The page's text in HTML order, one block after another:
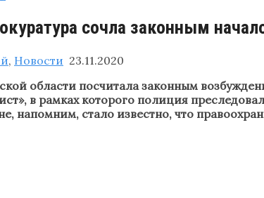
сочла законным
, Новости 23.11.2020
области посчитала законным
в рамках которого полиция
напомним, стало известно, что